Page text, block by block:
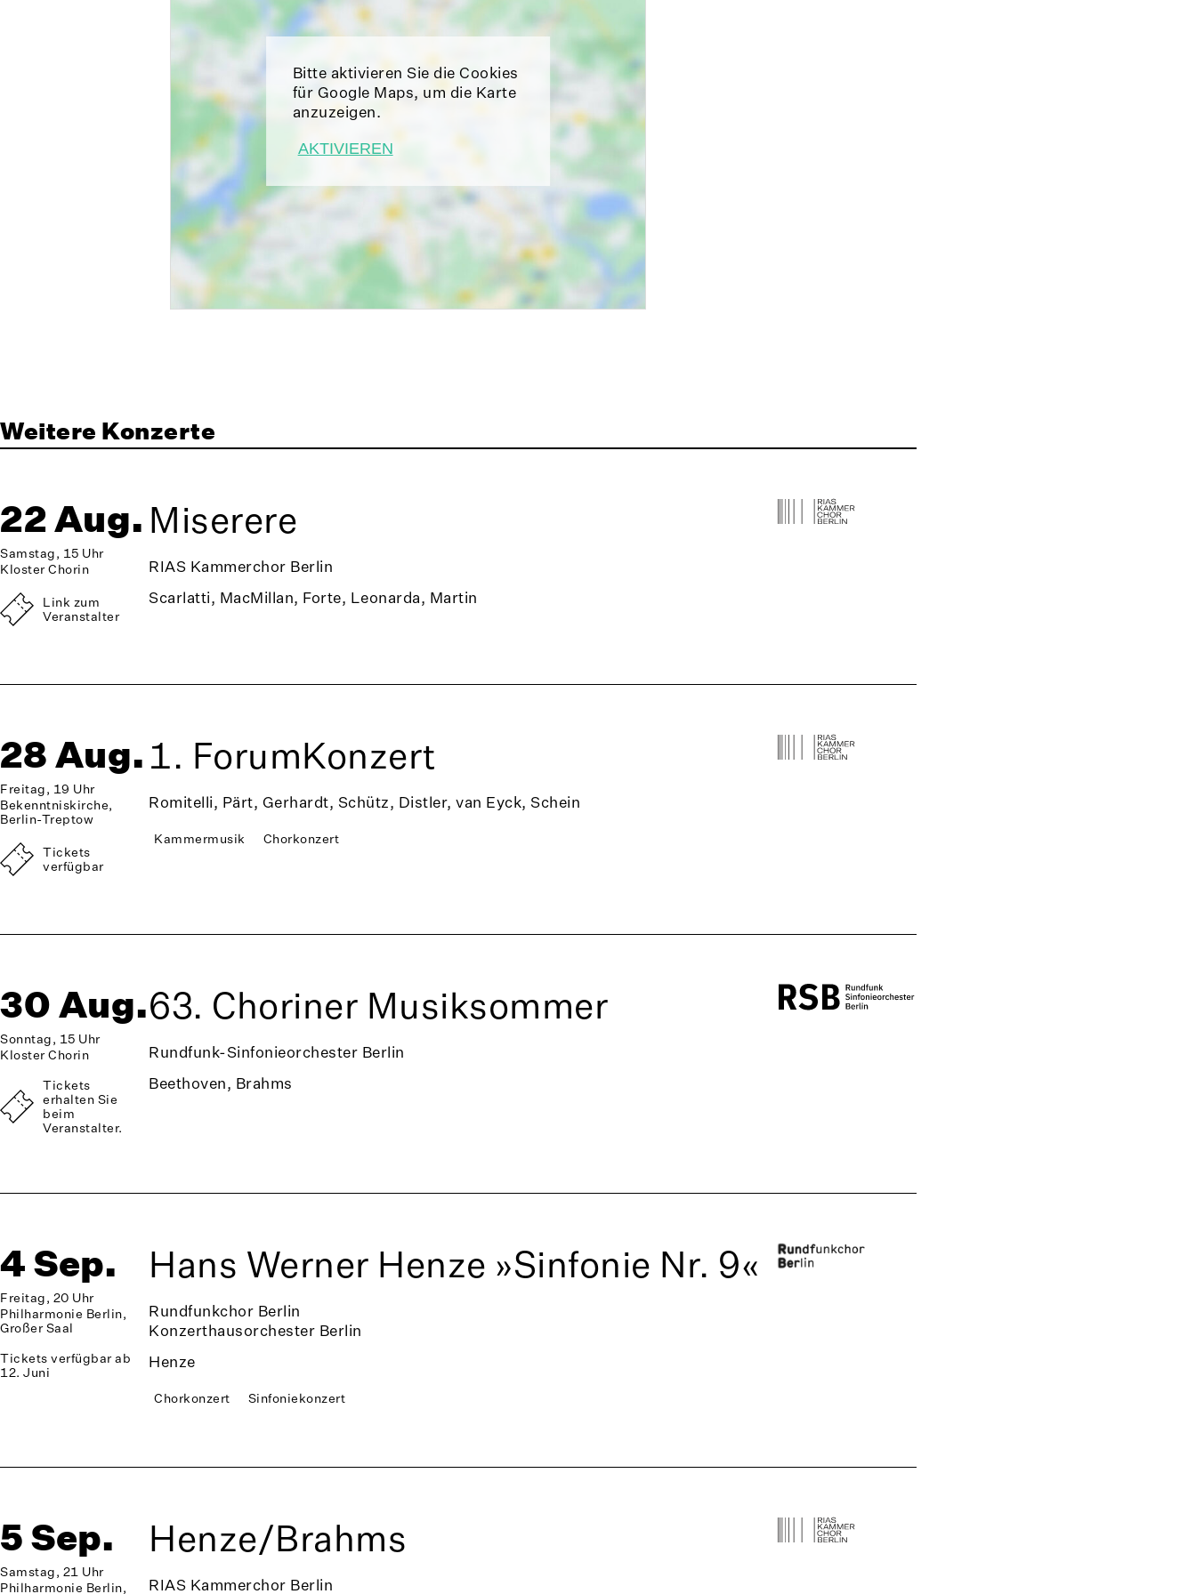
Bitte aktivieren Sie die Cookies
für Google Maps, um die Karte
anzuzeigen.
AKTIVIEREN
Weitere Konzerte
22 Aug.
Samstag, 15 Uhr
Kloster Chorin
Link zum
Veranstalter
Miserere
RIAS Kammerchor Berlin
Scarlatti, MacMillan, Forte, Leonarda, Martin
28 Aug.
Freitag, 19 Uhr
Bekenntniskirche,
Berlin-Treptow
Tickets
verfügbar
1. ForumKonzert
Romitelli, Pärt, Gerhardt, Schütz, Distler, van Eyck, Schein
Kammermusik Chorkonzert
30 Aug.
Sonntag, 15 Uhr
Kloster Chorin
Tickets
erhalten Sie
beim
Veranstalter.
63. Choriner Musiksommer
Rundfunk-Sinfonieorchester Berlin
Beethoven, Brahms
4 Sep.
Freitag, 20 Uhr
Philharmonie Berlin,
Großer Saal
Tickets verfügbar ab
12. Juni
Hans Werner Henze »Sinfonie Nr. 9«
Rundfunkchor Berlin
Konzerthausorchester Berlin
Henze
Chorkonzert Sinfoniekonzert
5 Sep.
Samstag, 21 Uhr
Philharmonie Berlin,
Henze/Brahms
RIAS Kammerchor Berlin